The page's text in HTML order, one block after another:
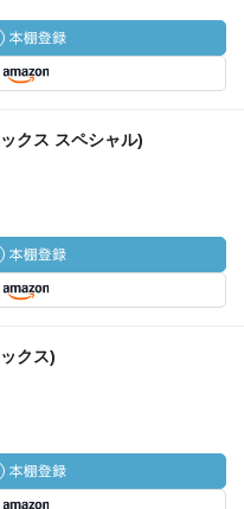
クス スペシャル)
クス)